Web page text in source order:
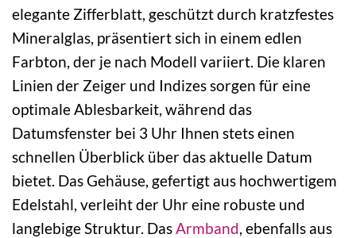
elegante Zifferblatt, geschützt durch kratzfestes
Mineralglas, präsentiert sich in einem edlen
Farbton, der je nach Modell variiert. Die klaren
Linien der Zeiger und Indizes sorgen für eine
optimale Ablesbarkeit, während das
Datumsfenster bei 3 Uhr Ihnen stets einen
schnellen Überblick über das aktuelle Datum
bietet. Das Gehäuse, gefertigt aus hochwertigem
Edelstahl, verleiht der Uhr eine robuste und
langlebige Struktur. Das Armband , ebenfalls aus